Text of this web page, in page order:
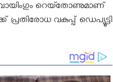
റെയ്തോണുമാണ്
വകുപ്പ് ഡെപ്യൂട്ടി